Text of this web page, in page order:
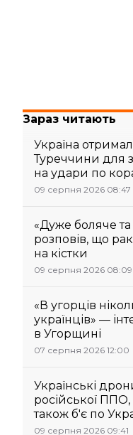
Зараз читають
Україна
Туреччини для
на удари по
09 серпня 2026 08:47
«Дуже боляче
розповів, що
на кістки
09 серпня 2026 08:09
«В угорців
українців» —
в Угорщині
07 серпня 2026 12:00
Українські
російської
також б'є по
09 серпня 2026 09:41